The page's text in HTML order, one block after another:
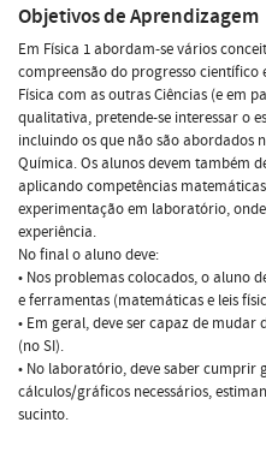
Objetivos de Aprendizagem
Em Física 1 abordam-se vários
compreensão do progresso
Física com as outras Ciências (e em
qualitativa, pretende-se interessar o
incluindo os que não são abordados
Química. Os alunos devem também
aplicando competências
experimentação em laboratório,
experiência.
No final o aluno deve:
• Nos problemas colocados, o aluno
e ferramentas (matemáticas e leis
• Em geral, deve ser capaz de mudar
(no SI).
• No laboratório, deve saber cumprir
cálculos/gráficos necessários,
sucinto.